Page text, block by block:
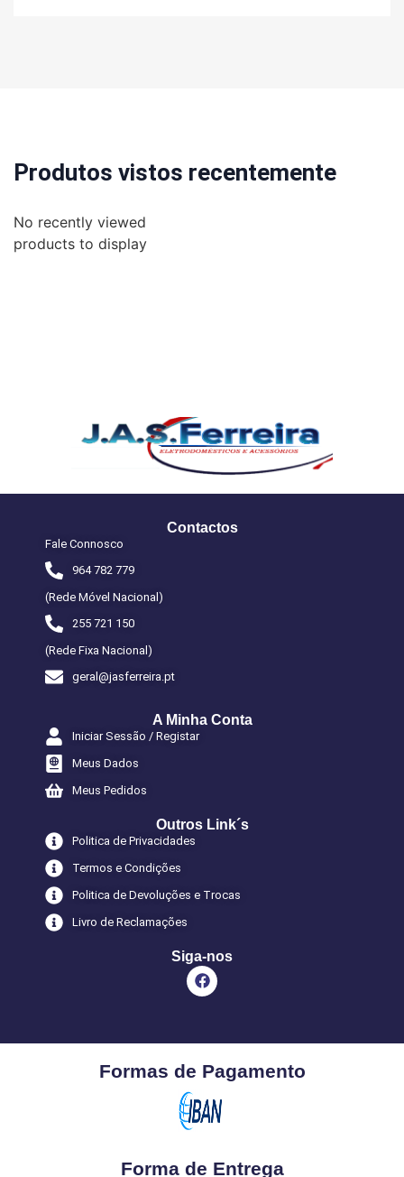
Produtos vistos recentemente
No recently viewed
products to display
Contactos
Fale Connosco
964 782 779
(Rede Móvel Nacional)
255 721 150
(Rede Fixa Nacional)
geral@jasferreira.pt
A Minha Conta
Iniciar Sessão / Registar
Meus Dados
Meus Pedidos
Outros Link´s
Politica de Privacidades
Termos e Condições
Politica de Devoluções e Trocas
Livro de Reclamações
Siga-nos
Formas de Pagamento
Forma de Entrega